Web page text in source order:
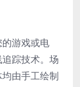
游戏或电
踪技术。场
由手工绘制